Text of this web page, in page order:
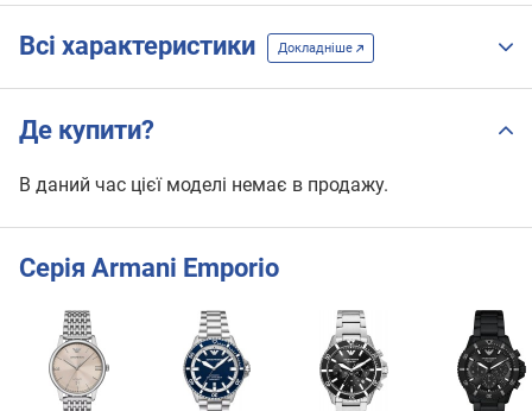
Всі характеристики Докладніше
Де купити?
В даний час цієї моделі немає в продажу.
Серія Armani Emporio